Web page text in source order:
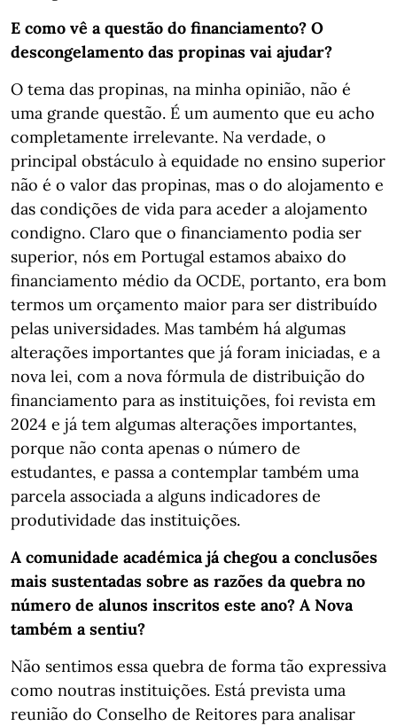
E como vê a questão do financiamento? O
descongelamento das propinas vai ajudar?
O tema das propinas, na minha opinião, não é
uma grande questão. É um aumento que eu acho
completamente irrelevante. Na verdade, o
principal obstáculo à equidade no ensino superior
não é o valor das propinas, mas o do alojamento e
das condições de vida para aceder a alojamento
condigno. Claro que o financiamento podia ser
superior, nós em Portugal estamos abaixo do
financiamento médio da OCDE, portanto, era bom
termos um orçamento maior para ser distribuído
pelas universidades. Mas também há algumas
alterações importantes que já foram iniciadas, e a
nova lei, com a nova fórmula de distribuição do
financiamento para as instituições, foi revista em
2024 e já tem algumas alterações importantes,
porque não conta apenas o número de
estudantes, e passa a contemplar também uma
parcela associada a alguns indicadores de
produtividade das instituições.
A comunidade académica já chegou a conclusões
mais sustentadas sobre as razões da quebra no
número de alunos inscritos este ano? A Nova
também a sentiu?
Não sentimos essa quebra de forma tão expressiva
como noutras instituições. Está prevista uma
reunião do Conselho de Reitores para analisar